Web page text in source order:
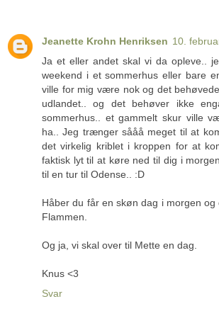
Jeanette Krohn Henriksen 10.
Ja et eller andet skal vi da opleve..
weekend i et sommerhus eller bare
ville for mig være nok og det
udlandet.. og det behøver ikke
sommerhus.. et gammelt skur ville
ha.. Jeg trænger sååå meget til at
det virkelig kriblet i kroppen for at
faktisk lyt til at køre ned til dig i
til en tur til Odense.. :D
Håber du får en skøn dag i morgen og
Flammen.
Og ja, vi skal over til Mette en dag.
Knus <3
Svar